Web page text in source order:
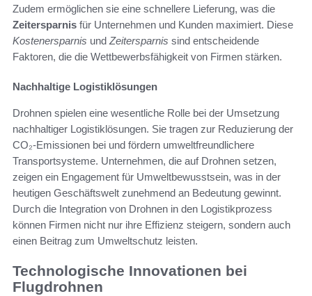
Zudem ermöglichen sie eine schnellere Lieferung, was die
Zeitersparnis für Unternehmen und Kunden maximiert. Diese
Kostenersparnis und Zeitersparnis sind entscheidende
Faktoren, die die Wettbewerbsfähigkeit von Firmen stärken.
Nachhaltige Logistiklösungen
Drohnen spielen eine wesentliche Rolle bei der Umsetzung
nachhaltiger Logistiklösungen. Sie tragen zur Reduzierung der
CO₂-Emissionen bei und fördern umweltfreundlichere
Transportsysteme. Unternehmen, die auf Drohnen setzen,
zeigen ein Engagement für Umweltbewusstsein, was in der
heutigen Geschäftswelt zunehmend an Bedeutung gewinnt.
Durch die Integration von Drohnen in den Logistikprozess
können Firmen nicht nur ihre Effizienz steigern, sondern auch
einen Beitrag zum Umweltschutz leisten.
Technologische Innovationen bei
Flugdrohnen